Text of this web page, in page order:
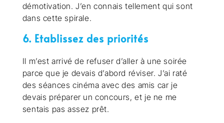
démotivation. J’en connais tellement qui sont
dans cette spirale.
6. Etablissez des priorités
Il m’est arrivé de refuser d’aller à une soirée
parce que je devais d’abord réviser. J’ai raté
des séances cinéma avec des amis car je
devais préparer un concours, et je ne me
sentais pas assez prêt.